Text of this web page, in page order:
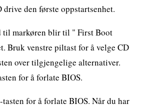
den første oppstartsenhet.
til markøren blir til " First Boot
Bruk venstre piltast for å velge CD
over tilgjengelige alternativer.
for å forlate BIOS.
for å forlate BIOS. Når du har